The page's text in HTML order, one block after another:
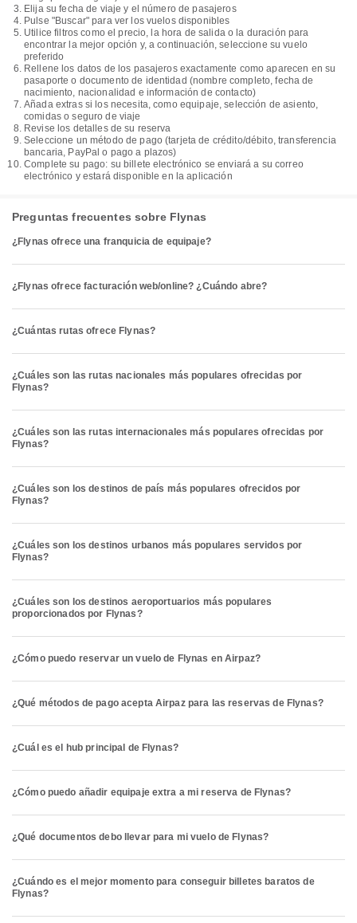
Elija su fecha de viaje y el número de pasajeros
Pulse "Buscar" para ver los vuelos disponibles
Utilice filtros como el precio, la hora de salida o la duración para
encontrar la mejor opción y, a continuación, seleccione su vuelo
preferido
Rellene los datos de los pasajeros exactamente como aparecen en su
pasaporte o documento de identidad (nombre completo, fecha de
nacimiento, nacionalidad e información de contacto)
Añada extras si los necesita, como equipaje, selección de asiento,
comidas o seguro de viaje
Revise los detalles de su reserva
Seleccione un método de pago (tarjeta de crédito/débito, transferencia
bancaria, PayPal o pago a plazos)
Complete su pago: su billete electrónico se enviará a su correo
electrónico y estará disponible en la aplicación
Preguntas frecuentes sobre Flynas
¿Flynas ofrece una franquicia de equipaje?
¿Flynas ofrece facturación web/online? ¿Cuándo abre?
¿Cuántas rutas ofrece Flynas?
¿Cuáles son las rutas nacionales más populares ofrecidas por
Flynas?
¿Cuáles son las rutas internacionales más populares ofrecidas por
Flynas?
¿Cuáles son los destinos de país más populares ofrecidos por
Flynas?
¿Cuáles son los destinos urbanos más populares servidos por
Flynas?
¿Cuáles son los destinos aeroportuarios más populares
proporcionados por Flynas?
¿Cómo puedo reservar un vuelo de Flynas en Airpaz?
¿Qué métodos de pago acepta Airpaz para las reservas de Flynas?
¿Cuál es el hub principal de Flynas?
¿Cómo puedo añadir equipaje extra a mi reserva de Flynas?
¿Qué documentos debo llevar para mi vuelo de Flynas?
¿Cuándo es el mejor momento para conseguir billetes baratos de
Flynas?